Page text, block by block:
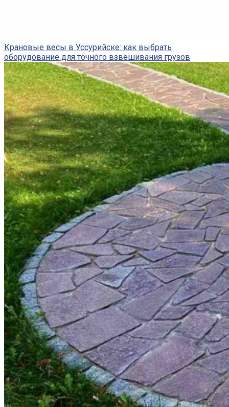
Крановые весы в Уссурийске: как выбрать
оборудование для точного взвешивания грузов